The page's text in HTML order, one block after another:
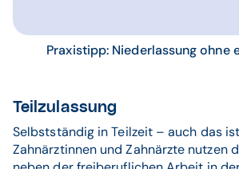
Praxistipp: Niederlassung ohne
Teilzulassung
Selbstständig in Teilzeit – auch das
Zahnärztinnen und Zahnärzte nutzen